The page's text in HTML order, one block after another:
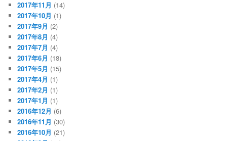
2017年11月 (14)
2017年10月 (1)
2017年9月 (2)
2017年8月 (4)
2017年7月 (4)
2017年6月 (18)
2017年5月 (15)
2017年4月 (1)
2017年2月 (1)
2017年1月 (1)
2016年12月 (6)
2016年11月 (30)
2016年10月 (21)